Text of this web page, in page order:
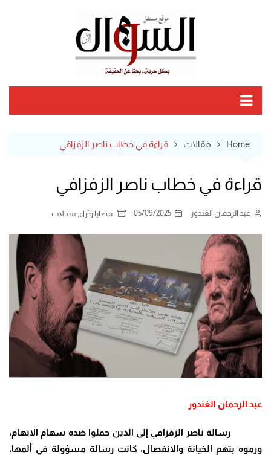
Home مقالات قراءة في خطاب ناصر الزفزافي
قراءة في خطاب ناصر الزفزافي
عبد الرحمان الغندور 05/09/2025 قضايا وآراء مقالات
عبد الرحمان الغندور
رسالة ناصر الزفزافي إلى الذين حملوا ضده سهام الاتهام،
ورموه بتهم الخيانة والانفصال، كانت رسالة مسؤولة في ألمها،